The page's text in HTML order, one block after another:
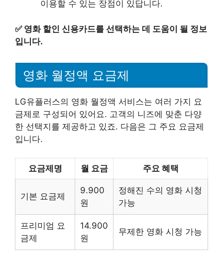
이용할 수 있는 장점이 있답니다.
✅ 영화 할인 신용카드를 선택하는 데 도움이 될 정보
입니다.
영화 월정액 요금제
LG유플러스의 영화 월정액 서비스는 여러 가지 요
금제로 구성되어 있어요. 고객의 니즈에 맞춘 다양
한 선택지를 제공하고 있죠. 다음은 그 주요 요금제
입니다.
요금제명 월 요금 주요 혜택
기본 요금제
9.900
원
정해진 수의 영화 시청
가능
프리미엄 요
금제
14.900
원
무제한 영화 시청 가능